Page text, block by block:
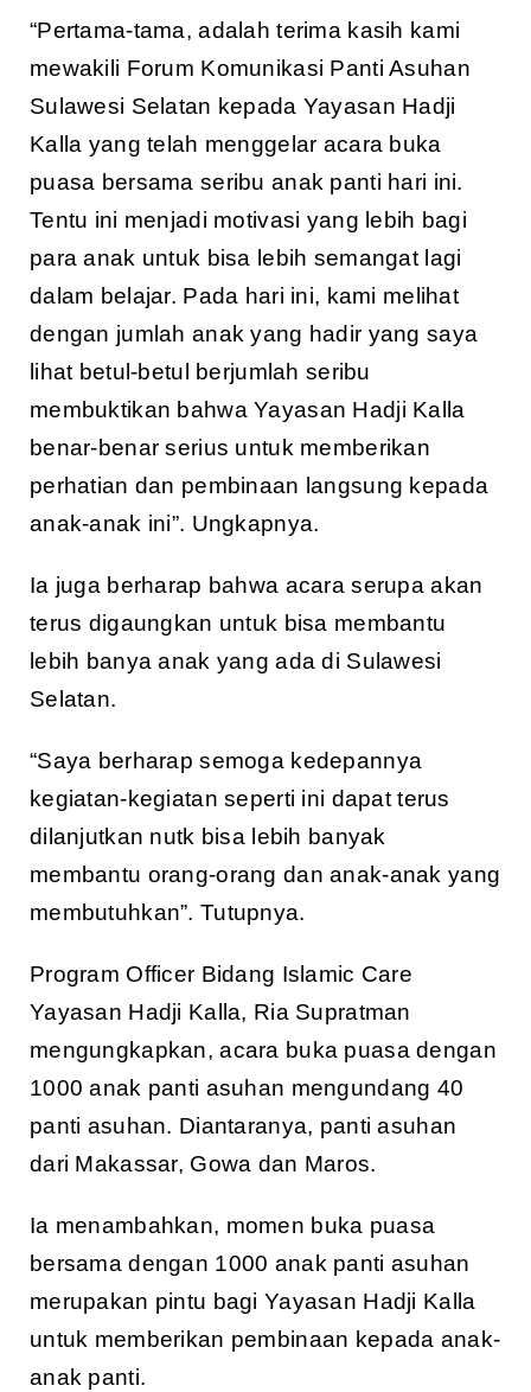
“Pertama-tama, adalah terima kasih kami
mewakili Forum Komunikasi Panti Asuhan
Sulawesi Selatan kepada Yayasan Hadji
Kalla yang telah menggelar acara buka
puasa bersama seribu anak panti hari ini.
Tentu ini menjadi motivasi yang lebih bagi
para anak untuk bisa lebih semangat lagi
dalam belajar. Pada hari ini, kami melihat
dengan jumlah anak yang hadir yang saya
lihat betul-betul berjumlah seribu
membuktikan bahwa Yayasan Hadji Kalla
benar-benar serius untuk memberikan
perhatian dan pembinaan langsung kepada
anak-anak ini”. Ungkapnya.
Ia juga berharap bahwa acara serupa akan
terus digaungkan untuk bisa membantu
lebih banya anak yang ada di Sulawesi
Selatan.
“Saya berharap semoga kedepannya
kegiatan-kegiatan seperti ini dapat terus
dilanjutkan nutk bisa lebih banyak
membantu orang-orang dan anak-anak yang
membutuhkan”. Tutupnya.
Program Officer Bidang Islamic Care
Yayasan Hadji Kalla, Ria Supratman
mengungkapkan, acara buka puasa dengan
1000 anak panti asuhan mengundang 40
panti asuhan. Diantaranya, panti asuhan
dari Makassar, Gowa dan Maros.
Ia menambahkan, momen buka puasa
bersama dengan 1000 anak panti asuhan
merupakan pintu bagi Yayasan Hadji Kalla
untuk memberikan pembinaan kepada anak-
anak panti.